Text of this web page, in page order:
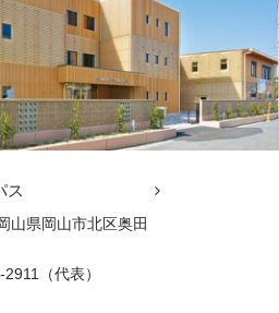
ス
山県岡山市北区奥田
（代表）